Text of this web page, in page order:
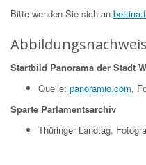
Bitte wenden Sie sich an
Abbildungsnachweis
Startbild Panorama der Stadt
Quelle: panoramio.com,
Sparte Parlamentsarchiv
Thüringer Landtag,